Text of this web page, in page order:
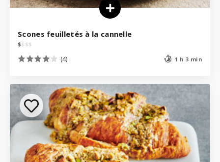
Scones feuilletés à la cannelle
$$ $$
(4) 1 h 3 min